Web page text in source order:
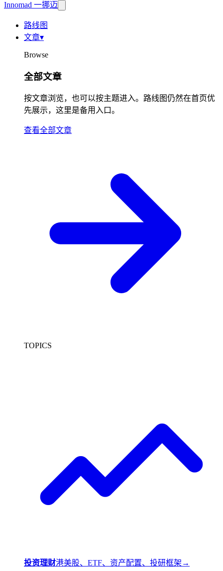
Innomad 一挪迈
路线图
文章▾
Browse
全部文章
按文章浏览，也可以按主题进入。路线图仍然在首页优
先展示，这里是备用入口。
查看全部文章
TOPICS
投资理财港美股、ETF、资产配置、投研框架 →